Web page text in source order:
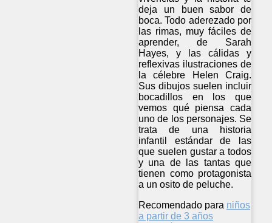
deja un buen sabor de
boca. Todo aderezado por
las rimas, muy fáciles de
aprender, de Sarah
Hayes, y las cálidas y
reflexivas ilustraciones de
la célebre Helen Craig.
Sus dibujos suelen incluir
bocadillos en los que
vemos qué piensa cada
uno de los personajes. Se
trata de una historia
infantil estándar de las
que suelen gustar a todos
y una de las tantas que
tienen como protagonista
a un osito de peluche.
Recomendado para niños
a partir de 3 años